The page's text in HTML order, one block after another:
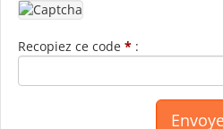
Recopiez ce code * :